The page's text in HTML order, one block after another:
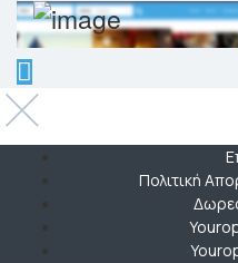
Πολιτική